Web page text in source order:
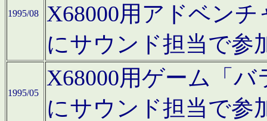
1995/08
X68000用アドベン
にサウンド担当で参
1995/05
X68000用ゲーム「
にサウンド担当で参